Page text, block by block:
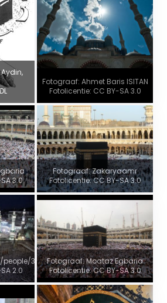
Fotograaf: Ahmet Baris ISITAN
Fotolicentie: CC BY-SA 3.0
3.0
Fotograaf: Zakaryaamr
Fotolicentie: CC BY-SA 3.0
32834977@N03
2.0
Fotograaf: Moataz Egbaria
Fotolicentie: CC BY-SA 3.0